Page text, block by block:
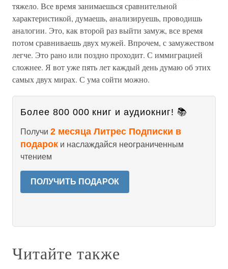
тяжело. Все время занимаешься сравнительной
характеристикой, думаешь, анализируешь, проводишь
аналогии. Это, как второй раз выйти замуж, все время
потом сравниваешь двух мужей. Впрочем, с замужеством
легче. Это рано или поздно проходит. С иммиграцией
сложнее. Я вот уже пять лет каждый день думаю об этих
самых двух мирах. С ума сойти можно.
Более 800 000 книг и аудиокниг! 📚
Получи 2 месяца Литрес Подписки в
подарок и наслаждайся неограниченным
чтением
ПОЛУЧИТЬ ПОДАРОК
Читайте также